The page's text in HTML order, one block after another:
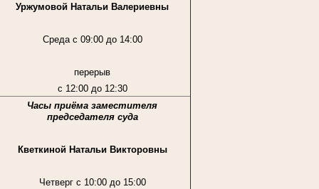
Уржумовой Натальи Валериевны
Среда с 09:00 до 14:00
перерыв
с 12:00 до 12:30
Часы приёма заместителя
председателя суда
Кветкиной Натальи Викторовны
Четверг с 10:00 до 15:00